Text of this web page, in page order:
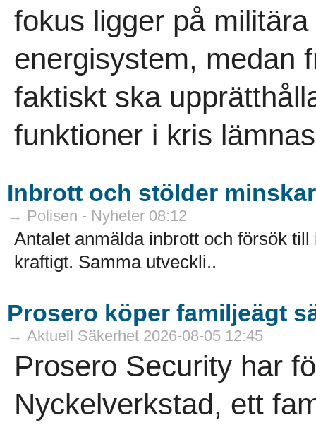
fokus ligger på
energisystem, medan
faktiskt ska
funktioner i kris
Inbrott och stölder
→ Polisen - Nyheter 08:12
Antalet anmälda inbrott och försök
kraftigt. Samma utveckli..
Prosero köper familjeägt
→ Aktuell Säkerhet 2026-08-05 12:45
Prosero Security har
Nyckelverkstad, ett